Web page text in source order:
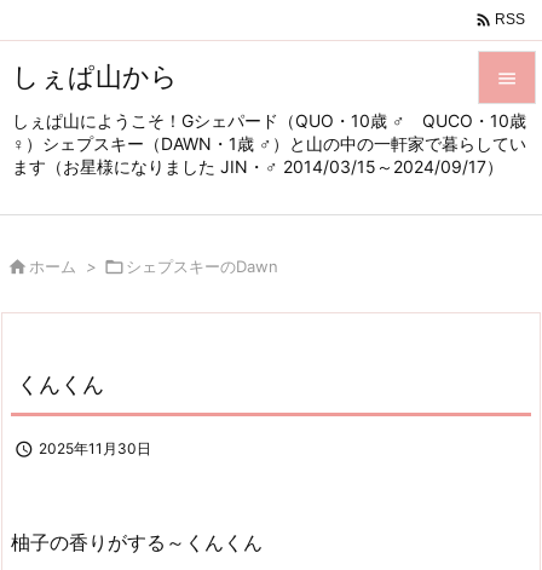
しぇぱ山から
しぇぱ山にようこそ！Gシェパード（QUO・10歳 ♂ QUCO・10歳
♀）シェプスキー（DAWN・1歳 ♂）と山の中の一軒家で暮らしてい
ます（お星様になりました JIN・♂ 2014/03/15～2024/09/17）


メニュ
サイド

 RSS
 ホーム > シェプスキーのDawn
くんくん
 2025年11月30日
柚子の香りがする～くんくん